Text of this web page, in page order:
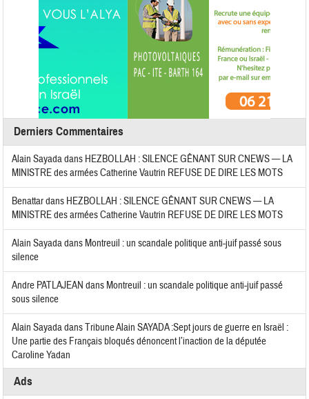
Derniers Commentaires
Alain Sayadadans HEZBOLLAH : SILENCE GÊNANT SUR CNEWS — LA
MINISTRE des armées Catherine Vautrin REFUSE DE DIRE LES MOTS
Benattardans HEZBOLLAH : SILENCE GÊNANT SUR CNEWS — LA
MINISTRE des armées Catherine Vautrin REFUSE DE DIRE LES MOTS
Alain Sayadadans Montreuil : un scandale politique anti-juif passé sous
silence
Andre PATLAJEAN dans Montreuil : un scandale politique anti-juif passé
sous silence
Alain SayadadansTribune Alain SAYADA :Sept jours de guerre en Israël :
Une partie des Français bloqués dénoncent l’inaction de la députée
Caroline Yadan
Ads